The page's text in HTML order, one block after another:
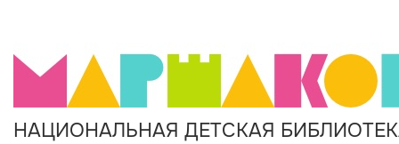
НАЦИОНАЛЬНАЯ ДЕТСКАЯ